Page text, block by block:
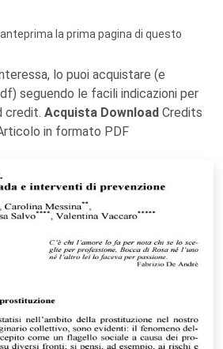
la prima pagina di questo
lo puoi acquistare (e
seguendo le facili indicazioni per
credit. Acquista Download Credits
in formato PDF